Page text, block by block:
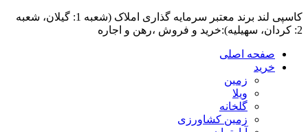
کاسپی لند برند معتبر سرمایه گذاری املاک (شعبه 1: گیلان، شعبه
2: کردان، سهیلیه):خرید و فروش ،رهن و اجاره
صفحه اصلی
خرید
زمین
ویلا
گلخانه
زمین کشاورزی